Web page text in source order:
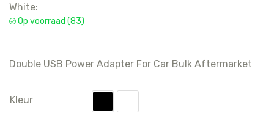
White:
Op voorraad (83)
Double USB Power Adapter For Car Bulk Aftermarket
Kleur